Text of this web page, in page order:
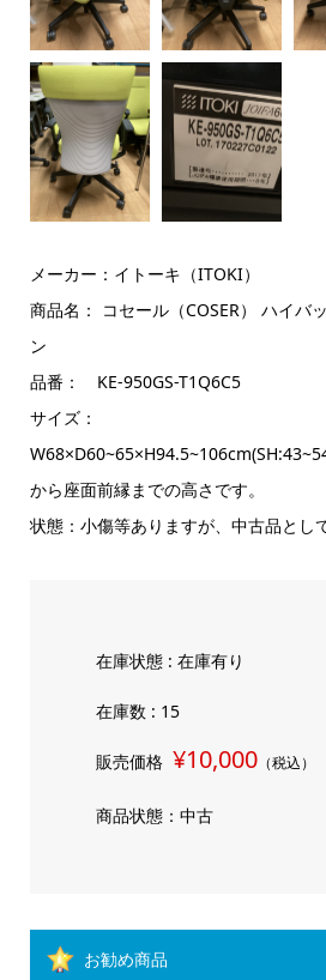
メーカー：イトーキ（ITOKI）
商品名： コセール（COSER） ハイバ
ン
品番： KE-950GS-T1Q6C5
サイズ：
から座面前縁までの高さです。
状態：小傷等ありますが、中古品とし
在庫状態 : 在庫有り
在庫数 : 15
販売価格 ¥10,000（税込）
商品状態：中古
お勧め商品